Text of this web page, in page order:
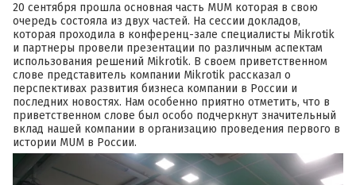
20 сентября прошла основная часть MUM которая в свою
очередь состояла из двух частей. На сессии докладов,
которая проходила в конференц-зале специалисты Mikrotik
и партнеры провели презентации по различным аспектам
использования решений Mikrotik. В своем приветственном
слове представитель компании Mikrotik рассказал о
перспективах развития бизнеса компании в России и
последних новостях. Нам особенно приятно отметить, что в
приветственном слове был особо подчеркнут значительный
вклад нашей компании в организацию проведения первого в
истории MUM в России.